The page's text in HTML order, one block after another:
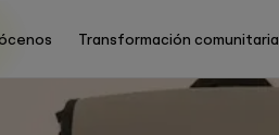
Transformación comunitaria